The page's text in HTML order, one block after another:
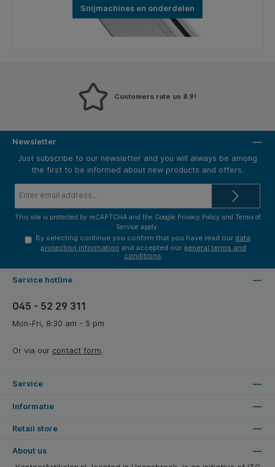
Snijmachines en onderdelen
Customers rate us 8.9!
Newsletter
Just subscribe to our newsletter and you will always be among
the first to be informed about new products and offers.
This site is protected by reCAPTCHA and the Google Privacy Policyand Terms of
Service apply.
By selecting continue you confirm that you have read our data
protection information and accepted our general terms and
conditions.
Service hotline
045 - 52 29 311
Mon-Fri, 8:30 am - 5 pm
Or via our contact form.
Service
Informatie
Retail store
About us